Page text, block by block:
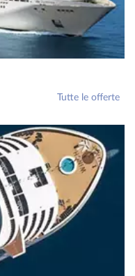
Tutte le offerte